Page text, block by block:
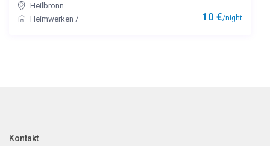
10 €/night
Heilbronn
Heimwerken /
Kontakt